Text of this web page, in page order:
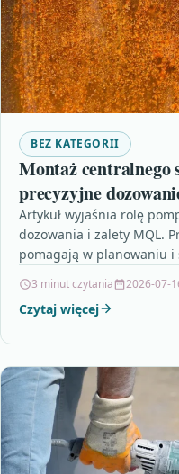
BEZ KATEGORII
Montaż centralnego
precyzyjne
Artykuł wyjaśnia rolę
dozowania i zalety MQL.
pomagają w planowaniu i
3 minut czytania 2026-07-
Czytaj więcej